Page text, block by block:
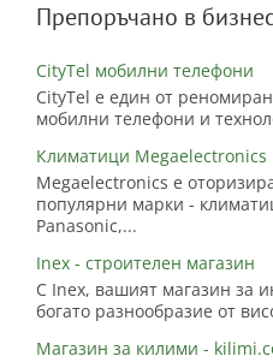
Препоръчано в
CityTel мобилни телефони
CityTel е един от
мобилни телефони и
Климатици Megaelectronics
Megaelectronics е
популярни марки -
Panasonic,...
Inex - строителен магазин
С Inex, вашият магазин за
богато разнообразие от
Магазин за килими -